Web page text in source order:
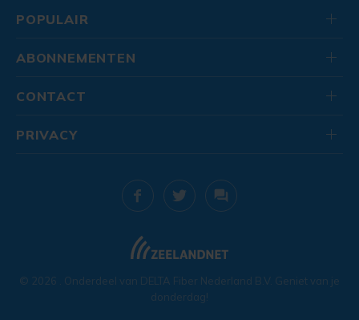
POPULAIR
ABONNEMENTEN
CONTACT
© 2026 . Onderdeel van DELTA Fiber Nederland B.V. Geniet van je
donderdag!
PRIVACY